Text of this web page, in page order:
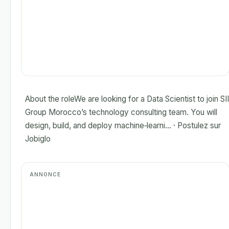
About the roleWe are looking for a Data Scientist to join SII
Group Morocco’s technology consulting team. You will
design, build, and deploy machine‑learni... · Postulez sur
Jobiglo